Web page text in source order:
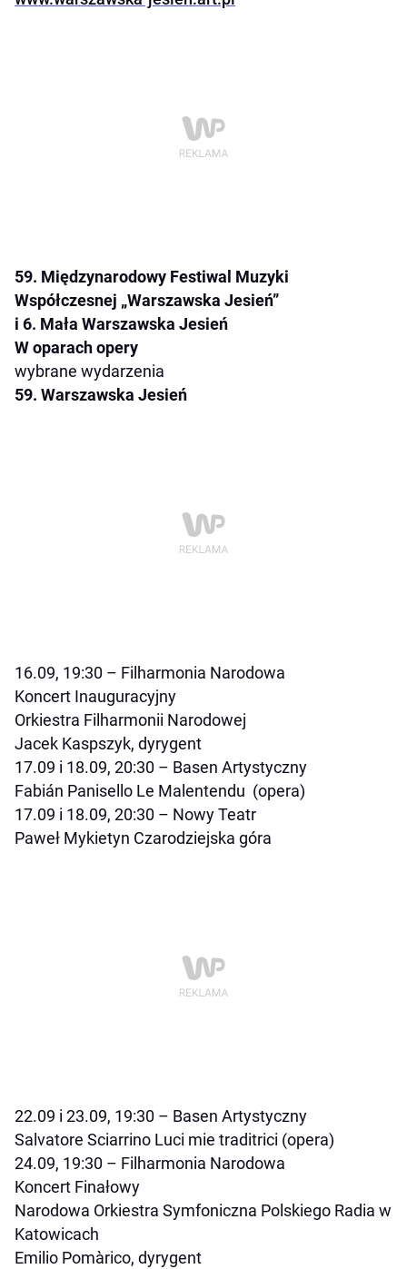
59. Międzynarodowy Festiwal Muzyki
Współczesnej „Warszawska Jesień”
i 6. Mała Warszawska Jesień
W oparach opery
wybrane wydarzenia
59. Warszawska Jesień
16.09, 19:30 – Filharmonia Narodowa
Koncert Inauguracyjny
Orkiestra Filharmonii Narodowej
Jacek Kaspszyk, dyrygent
17.09 i 18.09, 20:30 – Basen Artystyczny
Fabián Panisello Le Malentendu (opera)
17.09 i 18.09, 20:30 – Nowy Teatr
Paweł Mykietyn Czarodziejska góra
22.09 i 23.09, 19:30 – Basen Artystyczny
Salvatore Sciarrino Luci mie traditrici (opera)
24.09, 19:30 – Filharmonia Narodowa
Koncert Finałowy
Narodowa Orkiestra Symfoniczna Polskiego Radia w
Katowicach
Emilio Pomàrico, dyrygent